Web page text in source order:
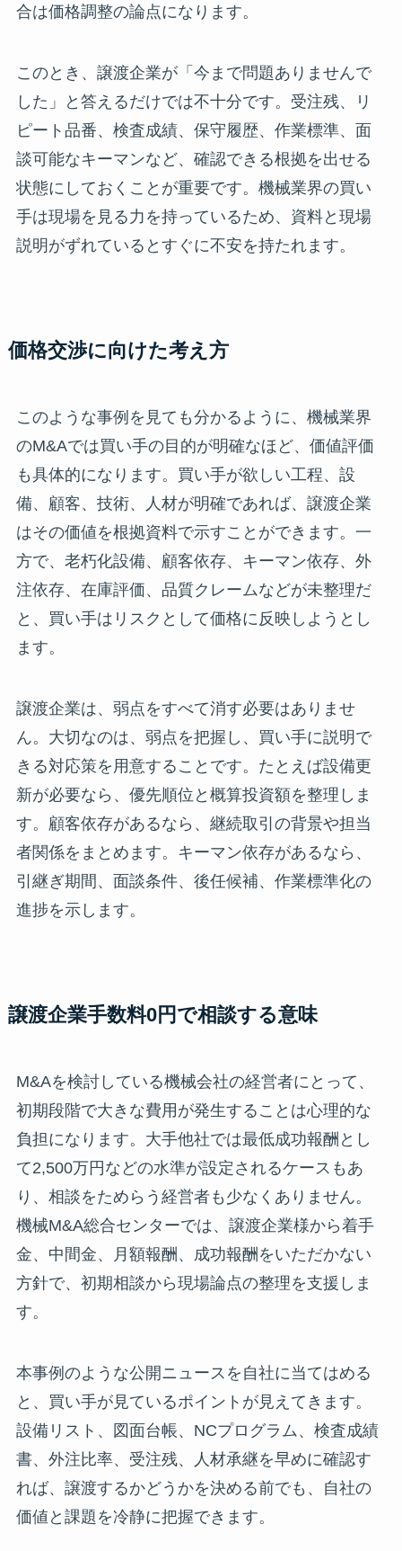
合は価格調整の論点になります。
このとき、譲渡企業が「今まで問題ありませんで
した」と答えるだけでは不十分です。受注残、リ
ピート品番、検査成績、保守履歴、作業標準、面
談可能なキーマンなど、確認できる根拠を出せる
状態にしておくことが重要です。機械業界の買い
手は現場を見る力を持っているため、資料と現場
説明がずれているとすぐに不安を持たれます。
価格交渉に向けた考え方
このような事例を見ても分かるように、機械業界
のM&Aでは買い手の目的が明確なほど、価値評価
も具体的になります。買い手が欲しい工程、設
備、顧客、技術、人材が明確であれば、譲渡企業
はその価値を根拠資料で示すことができます。一
方で、老朽化設備、顧客依存、キーマン依存、外
注依存、在庫評価、品質クレームなどが未整理だ
と、買い手はリスクとして価格に反映しようとし
ます。
譲渡企業は、弱点をすべて消す必要はありませ
ん。大切なのは、弱点を把握し、買い手に説明で
きる対応策を用意することです。たとえば設備更
新が必要なら、優先順位と概算投資額を整理しま
す。顧客依存があるなら、継続取引の背景や担当
者関係をまとめます。キーマン依存があるなら、
引継ぎ期間、面談条件、後任候補、作業標準化の
進捗を示します。
譲渡企業手数料0円で相談する意味
M&Aを検討している機械会社の経営者にとって、
初期段階で大きな費用が発生することは心理的な
負担になります。大手他社では最低成功報酬とし
て2,500万円などの水準が設定されるケースもあ
り、相談をためらう経営者も少なくありません。
機械M&A総合センターでは、譲渡企業様から着手
金、中間金、月額報酬、成功報酬をいただかない
方針で、初期相談から現場論点の整理を支援しま
す。
本事例のような公開ニュースを自社に当てはめる
と、買い手が見ているポイントが見えてきます。
設備リスト、図面台帳、NCプログラム、検査成績
書、外注比率、受注残、人材承継を早めに確認す
れば、譲渡するかどうかを決める前でも、自社の
価値と課題を冷静に把握できます。